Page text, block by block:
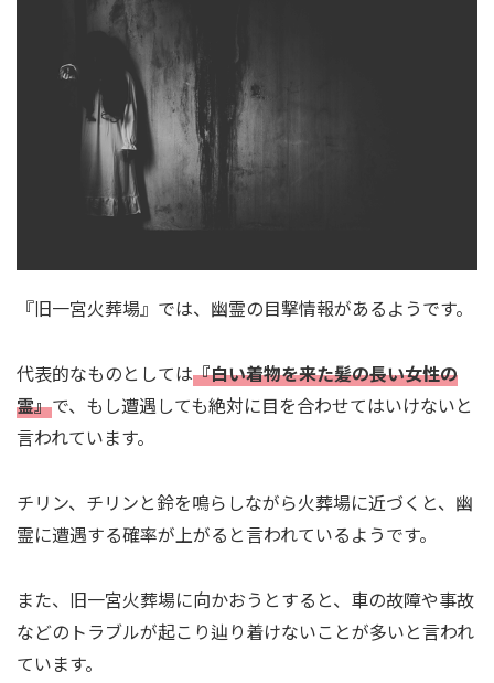
『旧一宮火葬場』では、幽霊の目撃情報があるようです。
代表的なものとしては『白い着物を来た髪の長い女性の
霊』で、もし遭遇しても絶対に目を合わせてはいけないと
言われています。
チリン、チリンと鈴を鳴らしながら火葬場に近づくと、幽
霊に遭遇する確率が上がると言われているようです。
また、旧一宮火葬場に向かおうとすると、車の故障や事故
などのトラブルが起こり辿り着けないことが多いと言われ
ています。